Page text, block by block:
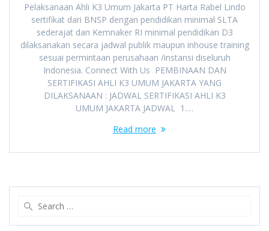
Pelaksanaan Ahli K3 Umum Jakarta PT Harta Rabel Lindo
sertifikat dari BNSP dengan pendidikan minimal SLTA
sederajat dan Kemnaker RI minimal pendidikan D3
dilaksanakan secara jadwal publik maupun inhouse training
sesuai permintaan perusahaan /instansi diseluruh
Indonesia. Connect With Us PEMBINAAN DAN
SERTIFIKASI AHLI K3 UMUM JAKARTA YANG
DILAKSANAAN : JADWAL SERTIFIKASI AHLI K3
UMUM JAKARTA JADWAL 1.…
Read more